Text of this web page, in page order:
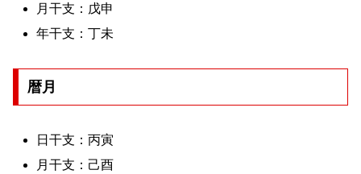
月干支：戊申
年干支：丁未
暦月
日干支：丙寅
月干支：己酉